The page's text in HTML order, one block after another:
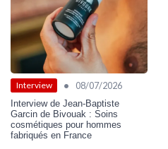
Interview • 08/07/2026
Interview de Jean-Baptiste
Garcin de Bivouak : Soins
cosmétiques pour hommes
fabriqués en France